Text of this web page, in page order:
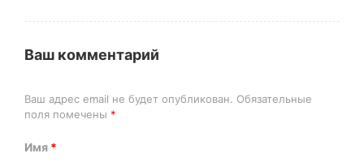
Ваш комментарий
Ваш адрес email не будет опубликован. Обязательные
поля помечены *
Имя *